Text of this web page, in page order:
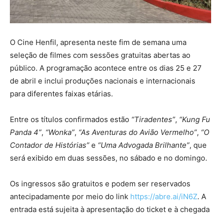
O Cine Henfil, apresenta neste fim de semana uma
seleção de filmes com sessões gratuitas abertas ao
público. A programação acontece entre os dias 25 e 27
de abril e inclui produções nacionais e internacionais
para diferentes faixas etárias.
Entre os títulos confirmados estão “Tiradentes”, “Kung Fu
Panda 4”, “Wonka”, “As Aventuras do Avião Vermelho”, “O
Contador de Histórias” e “Uma Advogada Brilhante”, que
será exibido em duas sessões, no sábado e no domingo.
Os ingressos são gratuitos e podem ser reservados
antecipadamente por meio do link https://abre.ai/iN6Z. A
entrada está sujeita à apresentação do ticket e à chegada